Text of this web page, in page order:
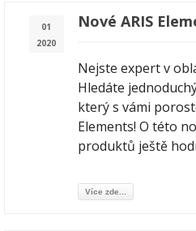
01
2020
Nové ARIS
Nejste expert v
Hledáte
který s vámi
Elements! O této
produktů ještě
Více zde...